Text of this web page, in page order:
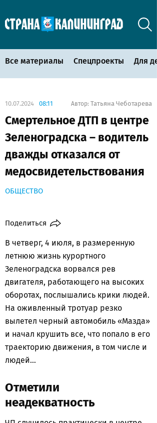
Все материалы Спецпроекты Для
10.07.2024 08:11 Автор: Татьяна Чеботарева
Смертельное ДТП в центре
Зеленоградска – водитель
дважды отказался от
медосвидетельствования
ОБЩЕСТВО
Поделиться
В четверг, 4 июля, в размеренную
летнюю жизнь курортного
Зеленоградска ворвался рев
двигателя, работающего на высоких
оборотах, послышались крики людей.
На оживленный тротуар резко
вылетел черный автомобиль «Мазда»
и начал крушить все, что попало в его
траекторию движения, в том числе и
людей…
Отметили
неадекватность